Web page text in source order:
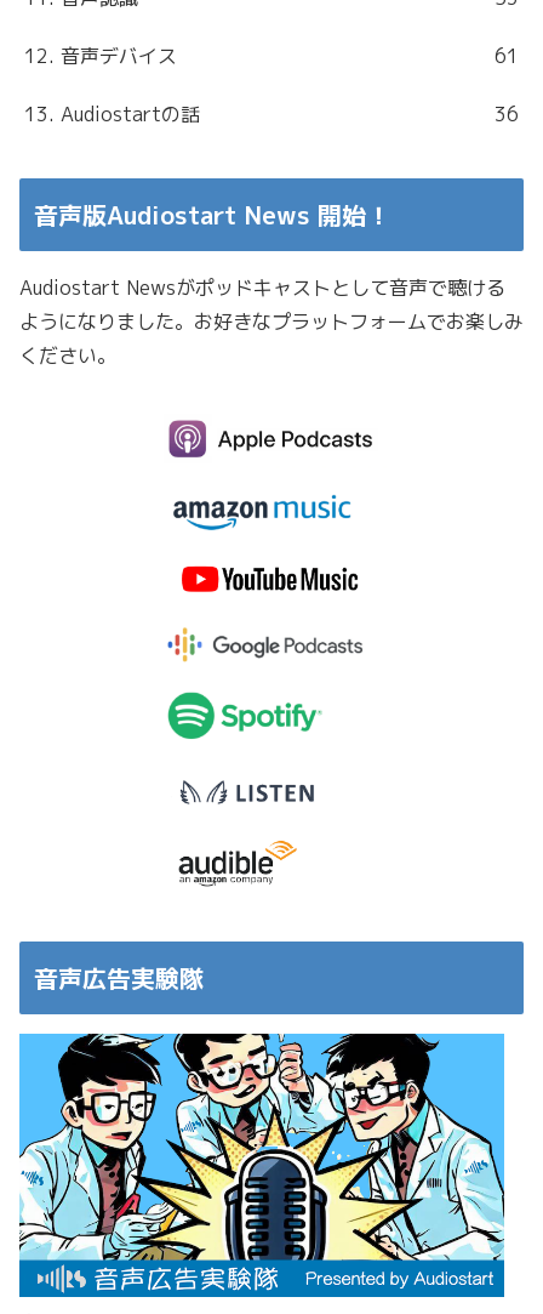
12. 音声デバイス 61
13. Audiostartの話 36
音声版Audiostart News 開始！
Audiostart Newsがポッドキャストとして音声で聴ける
ようになりました。お好きなプラットフォームでお楽しみ
ください。
音声広告実験隊